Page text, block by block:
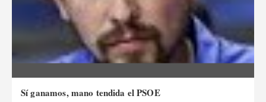
Sí ganamos, mano tendida el PSOE